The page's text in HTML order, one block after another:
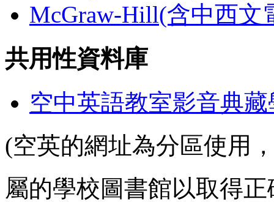
McGraw-Hill(含中西文
共用性資料庫
空中英語教室影音典
(空英的網址為分區使用
屬的學校圖書館以取得